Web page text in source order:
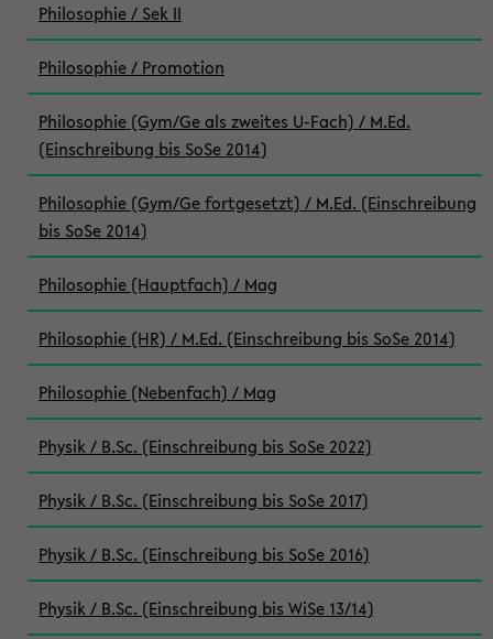
Philosophie / Sek II
Philosophie / Promotion
Philosophie (Gym/Ge als zweites U-Fach) / M.Ed.
(Einschreibung bis SoSe 2014)
Philosophie (Gym/Ge fortgesetzt) / M.Ed. (Einschreibung
bis SoSe 2014)
Philosophie (Hauptfach) / Mag
Philosophie (HR) / M.Ed. (Einschreibung bis SoSe 2014)
Philosophie (Nebenfach) / Mag
Physik / B.Sc. (Einschreibung bis SoSe 2022)
Physik / B.Sc. (Einschreibung bis SoSe 2017)
Physik / B.Sc. (Einschreibung bis SoSe 2016)
Physik / B.Sc. (Einschreibung bis WiSe 13/14)